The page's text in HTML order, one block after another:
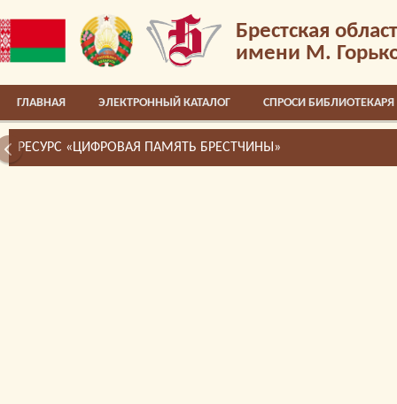
Брестская
имени М.
ГЛАВНАЯ ЭЛЕКТРОННЫЙ КАТАЛОГ СПРОСИ БИБЛИОТЕКАРЯ
РЕСУРС «ЦИФРОВАЯ ПАМЯТЬ БРЕСТЧИНЫ»